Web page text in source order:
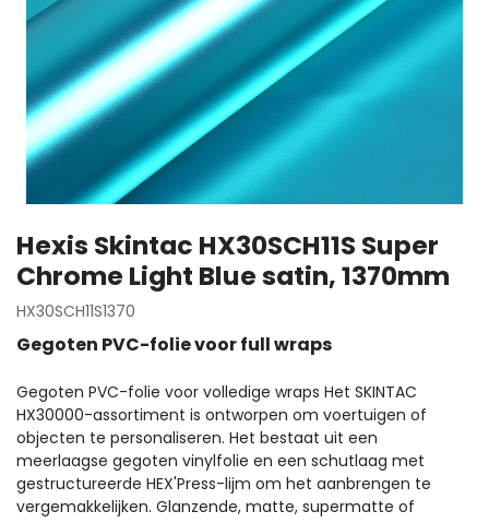
Hexis Skintac HX30SCH11S Super
Chrome Light Blue satin, 1370mm
HX30SCH11S1370
Gegoten PVC-folie voor full wraps
Gegoten PVC-folie voor volledige wraps Het SKINTAC
HX30000-assortiment is ontworpen om voertuigen of
objecten te personaliseren. Het bestaat uit een
meerlaagse gegoten vinylfolie en een schutlaag met
gestructureerde HEX'Press-lijm om het aanbrengen te
vergemakkelijken. Glanzende, matte, supermatte of